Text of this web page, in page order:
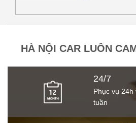
Từ đó
người
với vận
HÀ NỘI CAR LUÔN
24/7
Phục vụ 24h
tuần